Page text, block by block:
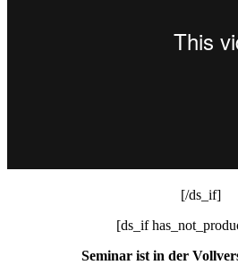
[/ds_if]
[ds_if
Seminar ist in der